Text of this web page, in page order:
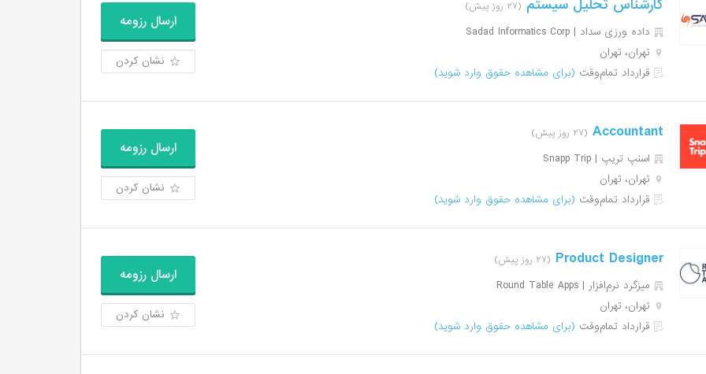
کارشناس تحلیل سیستم (۲۷ روز پیش)
داده ورزی سداد | Sadad Informatics Corp
تهران، تهران
قرارداد تمام‌وقت (برای مشاهده حقوق وارد شوید)
ارسال رزومه
نشان کردن
Accountant (۲۷ روز پیش)
اسنپ تریپ | Snapp Trip
تهران، تهران
قرارداد تمام‌وقت (برای مشاهده حقوق وارد شوید)
ارسال رزومه
نشان کردن
Product Designer (۲۷ روز پیش)
میزگرد نرم‌افزار | Round Table Apps
تهران، تهران
قرارداد تمام‌وقت (برای مشاهده حقوق وارد شوید)
ارسال رزومه
نشان کردن